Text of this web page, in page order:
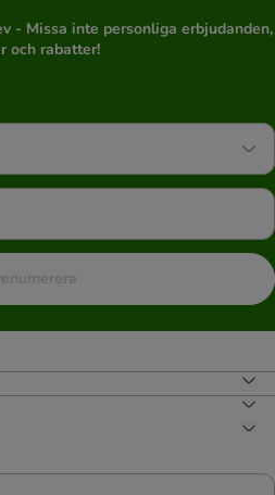
- Missa inte personliga erbjudanden,
och rabatter!